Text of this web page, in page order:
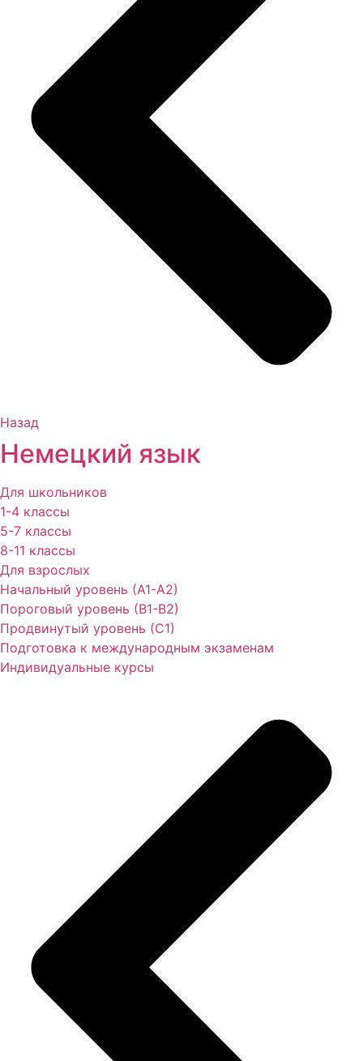
Назад
Немецкий язык
Для школьников
1-4 классы
5-7 классы
8-11 классы
Для взрослых
Начальный уровень (А1-А2)
Пороговый уровень (В1-В2)
Продвинутый уровень (С1)
Подготовка к международным экзаменам
Индивидуальные курсы